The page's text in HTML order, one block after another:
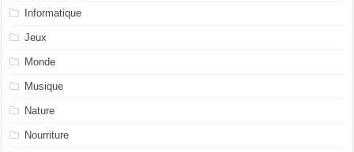
Informatique
Jeux
Monde
Musique
Nature
Nourriture